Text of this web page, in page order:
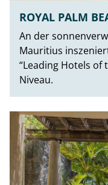
ROYAL PALM
An der
Mauritius
“Leading Hotels of
Niveau.